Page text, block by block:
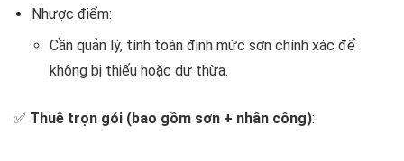
Nhược điểm:
Cần quản lý, tính toán định mức sơn chính xác để
không bị thiếu hoặc dư thừa.
✅ Thuê trọn gói (bao gồm sơn + nhân công):